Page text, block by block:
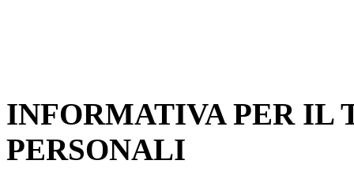
INFORMATIVA PER IL
PERSONALI